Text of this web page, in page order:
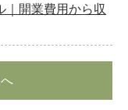
｜開業費用から収